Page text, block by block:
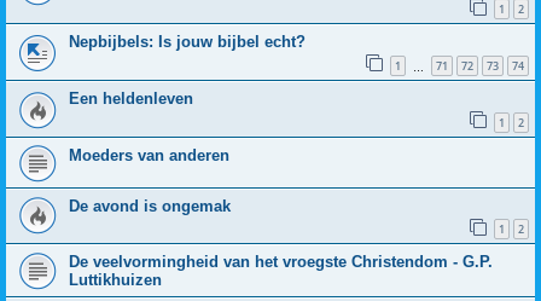
1 2
Nepbijbels: Is jouw bijbel echt?
1 71 72 73 74
Een heldenleven
1 2
Moeders van anderen
De avond is ongemak
1 2
De veelvormingheid van het vroegste Christendom - G.P.
Luttikhuizen